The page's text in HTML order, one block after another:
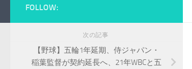
FOLLOW:
次の記事
【野球】五輪1年延期、侍ジャパン・
稲葉監督が契約延長へ、21年WBCと五